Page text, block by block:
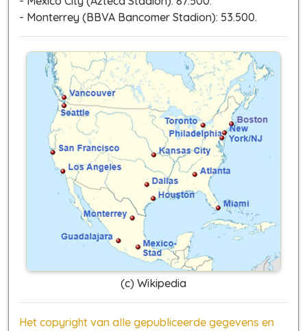
- Monterrey (BBVA Bancomer Stadion): 53.500.
(c) Wikipedia
Het copyright van alle gepubliceerde gegevens en